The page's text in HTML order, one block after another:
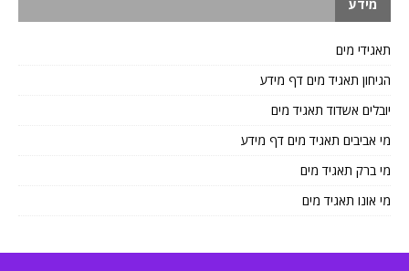
מידע
תאגידי מים
הגיחון תאגיד מים דף מידע
יובלים אשדוד תאגיד מים
מי אביבים תאגיד מים דף מידע
מי ברק תאגיד מים
מי אונו תאגיד מים